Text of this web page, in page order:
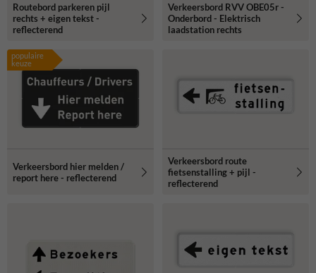
Routebord parkeren pijl
rechts + eigen tekst -
reflecterend
Verkeersbord RVV OBE05r -
Onderbord - Elektrisch
laadstation rechts
populaire
keuze
Verkeersbord hier melden /
report here - reflecterend
Verkeersbord route
fietsenstalling + pijl -
reflecterend